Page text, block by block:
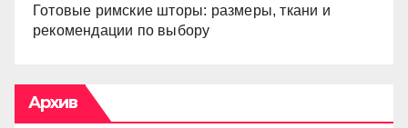
Готовые римские шторы: размеры, ткани и
рекомендации по выбору
Архив